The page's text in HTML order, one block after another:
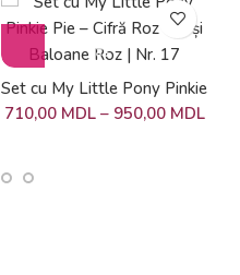
Set cu My Little Pony Pinkie
Pie – Cifră Roz Pal și
Baloane Roz | Nr. 17
710,00 MDL– 950,00 MDL